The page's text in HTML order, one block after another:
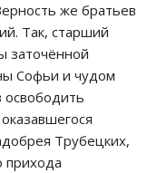
же братьев
Так, старший
заточённой
Софьи и чудом
освободить
Трубецких,
прихода